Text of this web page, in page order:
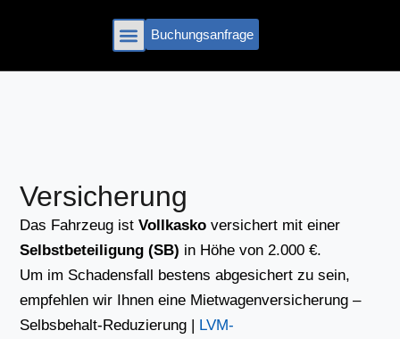
Buchungsanfrage
Versicherung
Das Fahrzeug istVollkasko versichert mit einer
Selbstbeteiligung (SB) in Höhe von 2.000 €.
Um im Schadensfall bestens abgesichert zu sein,
empfehlen wir Ihnen eine Mietwagenversicherung –
Selbsbehalt-Reduzierung | LVM-